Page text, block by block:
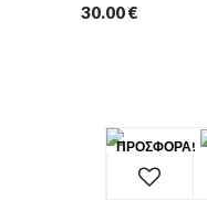
30.00€
ΠΡΟΣΦΟΡΆ!